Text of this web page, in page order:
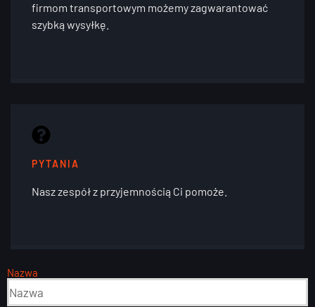
firmom transportowym możemy zagwarantować
szybką wysyłkę.
PYTANIA
Nasz zespół z przyjemnością Ci pomoże.
Nazwa